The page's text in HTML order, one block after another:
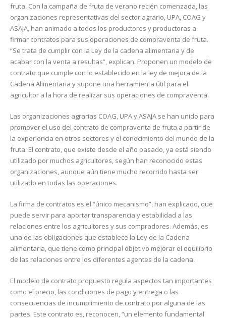
fruta. Con la campaña de fruta de verano recién comenzada, las
organizaciones representativas del sector agrario, UPA, COAG y
ASAJA, han animado a todos los productores y productoras a
firmar contratos para sus operaciones de compraventa de fruta.
“Se trata de cumplir con la Ley de la cadena alimentaria y de
acabar con la venta a resultas”, explican. Proponen un modelo de
contrato que cumple con lo establecido en la ley de mejora de la
Cadena Alimentaria y supone una herramienta útil para el
agricultor a la hora de realizar sus operaciones de compraventa.
Las organizaciones agrarias COAG, UPA y ASAJA se han unido para
promover el uso del contrato de compraventa de fruta a partir de
la experiencia en otros sectores y el conocimiento del mundo de la
fruta. El contrato, que existe desde el año pasado, ya está siendo
utilizado por muchos agricultores, según han reconocido estas
organizaciones, aunque aún tiene mucho recorrido hasta ser
utilizado en todas las operaciones.
La firma de contratos es el “único mecanismo”, han explicado, que
puede servir para aportar transparencia y estabilidad a las
relaciones entre los agricultores y sus compradores. Además, es
una de las obligaciones que establece la Ley de la Cadena
alimentaria, que tiene como principal objetivo mejorar el equilibrio
de las relaciones entre los diferentes agentes de la cadena.
El modelo de contrato propuesto regula aspectos tan importantes
como el precio, las condiciones de pago y entrega o las
consecuencias de incumplimiento de contrato por alguna de las
partes. Este contrato es, reconocen, “un elemento fundamental